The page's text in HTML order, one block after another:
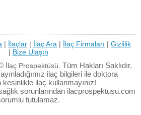
| İlaçlar | İlaç Ara | İlaç Firmaları | Gizlilik
| Bize Ulaşın
İlaç Prospektüsü. Tüm Hakları Saklıdır.
ilaç bilgileri ile doktora
kesinlikle ilaç kullanmayınız!
sorunlarından ilacprospektusu.com
tutulamaz.